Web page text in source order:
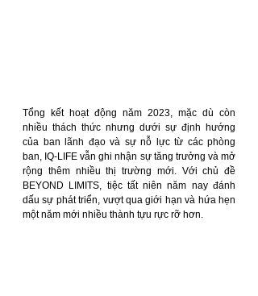
Tổng kết hoạt động năm 2023, mặc dù còn
nhiều thách thức nhưng dưới sự định hướng
của ban lãnh đạo và sự nỗ lực từ các phòng
ban, IQ-LIFE vẫn ghi nhận sự tăng trưởng và mở
rộng thêm nhiều thị trường mới. Với chủ đề
BEYOND LIMITS, tiệc tất niên năm nay đánh
dấu sự phát triển, vượt qua giới hạn và hứa hẹn
một năm mới nhiều thành tựu rực rỡ hơn.